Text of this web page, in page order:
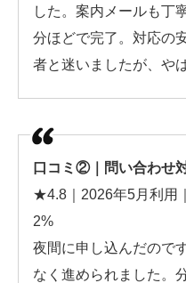
した。案内メールも丁
分ほどで完了。対応の
者と迷いましたが、や
口コミ②｜問い合わせ
★4.8｜2026年5月利用
2%
夜間に申し込んだので
なく進められました。